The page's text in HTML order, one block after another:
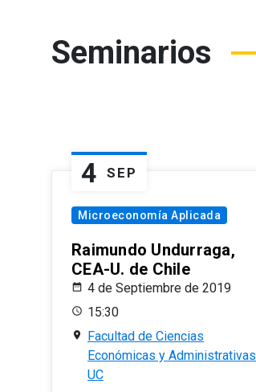
Seminarios
4 SEP
Microeconomía Aplicada
Raimundo Undurraga,
CEA-U. de Chile
4 de Septiembre de 2019
15:30
Facultad de Ciencias
Económicas y Administrativas
UC